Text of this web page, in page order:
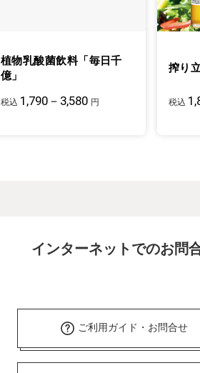
植物乳酸菌飲料「毎日千
億」
税込 1,790－3,580 円
搾り
税込
インターネットでのお問
ご利用ガイド・お問合せ